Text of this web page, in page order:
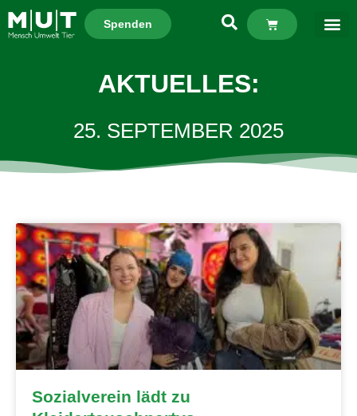
Spenden
AKTUELLES:
25. SEPTEMBER 2025
Sozialverein lädt zu